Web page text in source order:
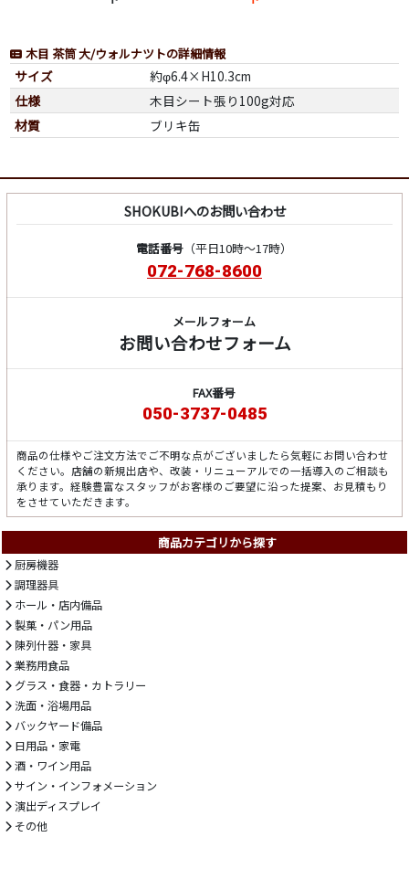
木目 茶筒 大/ウォルナツトの詳細情報
サイズ
約φ6.4×H10.3cm
仕様
木目シート張り100g対応
材質
ブリキ缶
SHOKUBIへのお問い合わせ
電話番号（平日10時～17時）
072-768-8600
メールフォーム
お問い合わせフォーム
FAX番号
050-3737-0485
商品の仕様やご注文方法でご不明な点がございましたら気軽にお問い合わせ
ください。店舗の新規出店や、改装・リニューアルでの一括導入のご相談も
承ります。経験豊富なスタッフがお客様のご要望に沿った提案、お見積もり
をさせていただきます。
商品カテゴリから探す
厨房機器
調理器具
ホール・店内備品
製菓・パン用品
陳列什器・家具
業務用食品
グラス・食器・カトラリー
洗面・浴場用品
バックヤード備品
日用品・家電
酒・ワイン用品
サイン・インフォメーション
演出ディスプレイ
その他